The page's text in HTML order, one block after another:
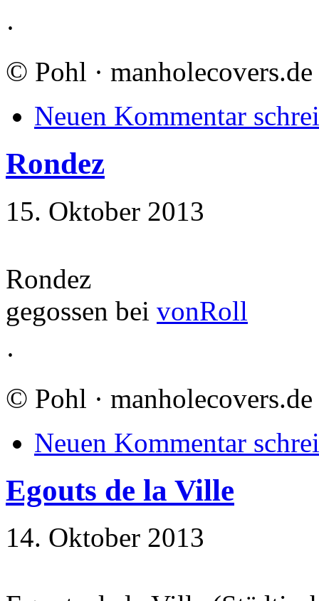
·
© Pohl · manholecovers.de
Neuen Kommentar
Rondez
15. Oktober 2013
Rondez
gegossen bei vonRoll
·
© Pohl · manholecovers.de
Neuen Kommentar
Egouts de la Ville
14. Oktober 2013